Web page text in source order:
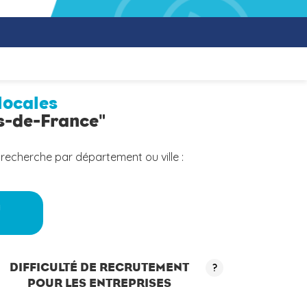
de-France"
par département ou ville :
DIFFICULTÉ DE RECRUTEMENT
POUR LES ENTREPRISES
?